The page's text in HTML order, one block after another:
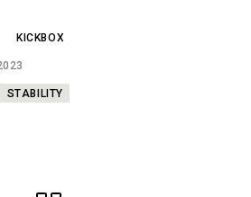
KICKBOX
STABILITY